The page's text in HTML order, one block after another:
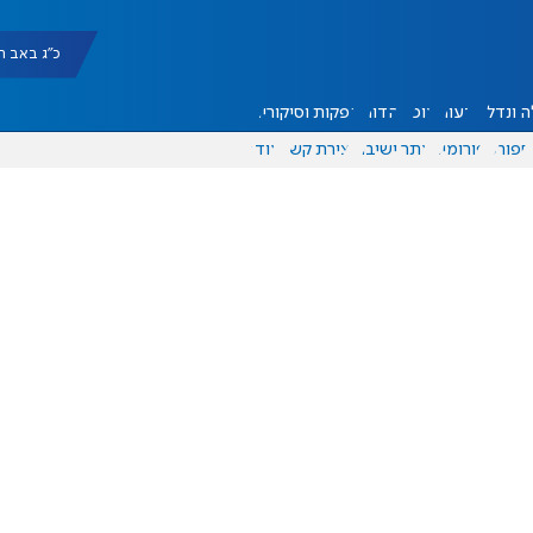
כ"ג באב תשפ"ו
ונדל"ן דעות אוכל יהדות הפקות וסיקורים
ספורט פורומים אתר ישיבה יצירת קשר עוד